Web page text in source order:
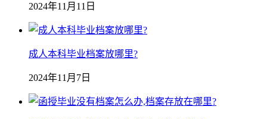
2024年11月11日
成人本科毕业档案放哪里?
2024年11月7日